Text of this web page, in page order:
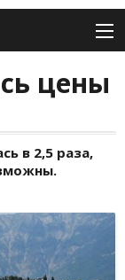
цены
в 2,5 раза,